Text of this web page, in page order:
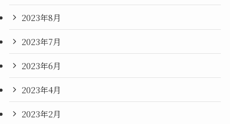
2023年8月
2023年7月
2023年6月
2023年4月
2023年2月